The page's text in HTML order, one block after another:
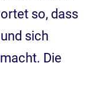
so, dass
sich
Die